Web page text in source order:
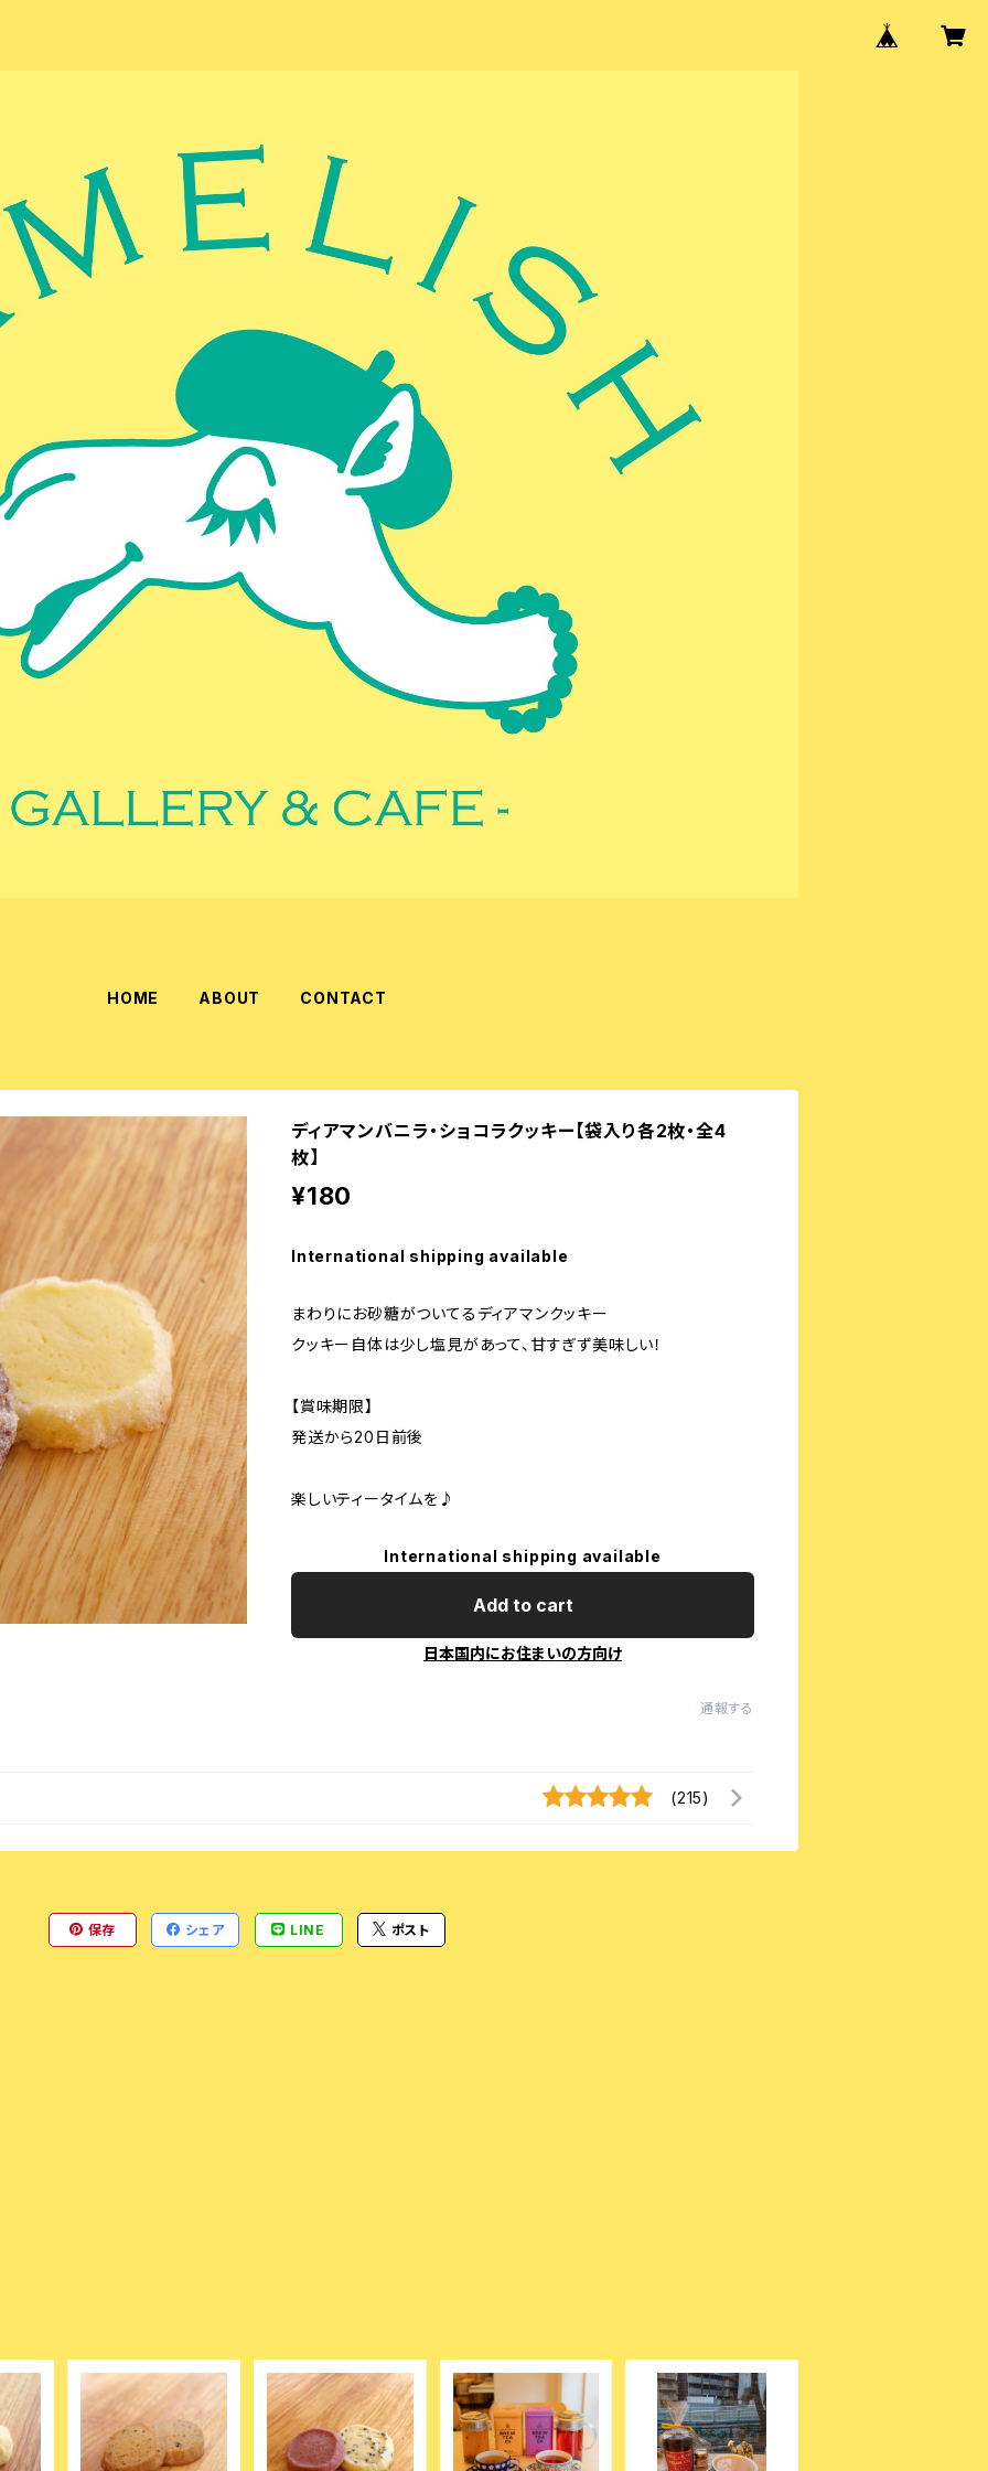
HOME ABOUT CONTACT
ディアマンバニラ・ショコラクッキー【袋入り各2枚・全4
枚】
¥180
International shipping available
まわりにお砂糖がついてるディアマンクッキー
クッキー自体は少し塩見があって、甘すぎず美味しい！
【賞味期限】
発送から20日前後
楽しいティータイムを♪
International shipping available
Add to cart
日本国内にお住まいの方向け
通報する
(215)
保存 シェア LINE ポスト